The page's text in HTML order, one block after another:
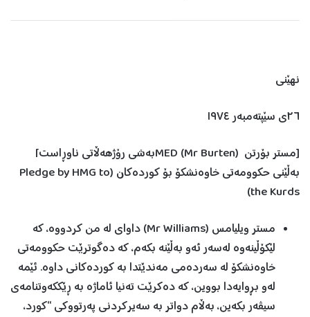
نهێنی
٢٦ی سێپتەمبەر ١٩٧٤
[مستر بۆرتن (Mr Burten) MEDبەشی رۆژهەڵاتی ناوڕاست]
بەڵێنی حکوومەتی خاوەنشکۆ بۆ کوردەکان (Pledge by HMG to
the Kurds)
مستر ویلیامس (Mr Williams) داوای لە من کردووە، کە
لێکۆڵینەوە لەسەر ئەو بەڵێنە بکەم، کە دەگوترێت حکوومەتی
خاوەنشکۆ لە سەردەمی مەندێتدا بە کوردەکانی داوە. ئێمە
لەو بڕوایەدا بووین، کە دەکرێت تەنیا ئاماژە بە ڕێککەوتنامەی
سیڤەر بکەین، بەڵام دواتر بە سەیرکردنی پەرتووکی “کورد،